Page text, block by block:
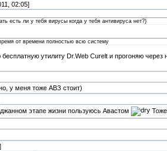
02:05]
есть ли у тебя вирусы когда у тебя антивируса нет?)
от времени полностью всю систему
бесплатную утилиту Dr.Web Curelt и прогоняю
у меня тоже АВЗ стоит)
этапе жизни пользуюсь Авастом